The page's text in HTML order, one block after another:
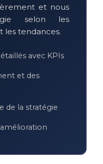
et nous
selon les
les tendances.
avec KPIs
et des
de la stratégie